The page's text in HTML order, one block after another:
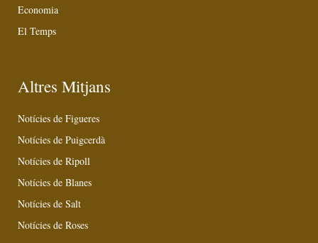
Economia
El Temps
Altres Mitjans
Notícies de Figueres
Notícies de Puigcerdà
Notícies de Ripoll
Notícies de Blanes
Notícies de Salt
Notícies de Roses